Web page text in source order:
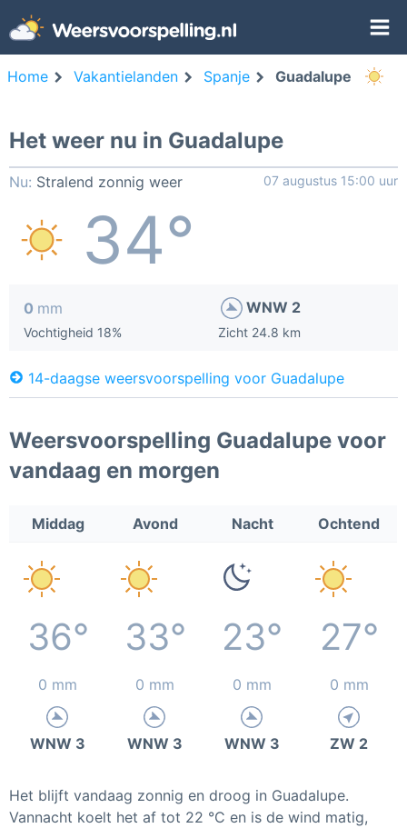
Home Vakantielanden Spanje Guadalupe
Het weer nu in Guadalupe
Nu: Stralend zonnig weer 07 augustus 15:00 uur
34°
0 mm
Vochtigheid 18%
WNW 2
Zicht 24.8 km
14-daagse weersvoorspelling voor Guadalupe
Weersvoorspelling Guadalupe voor
vandaag en morgen
Middag Avond Nacht Ochtend
36° 33° 23° 27°
0 mm 0 mm 0 mm 0 mm
WNW 3 WNW 3 WNW 3 ZW 2
Het blijft vandaag zonnig en droog in Guadalupe.
Vannacht koelt het af tot 22 °C en is de wind matig,